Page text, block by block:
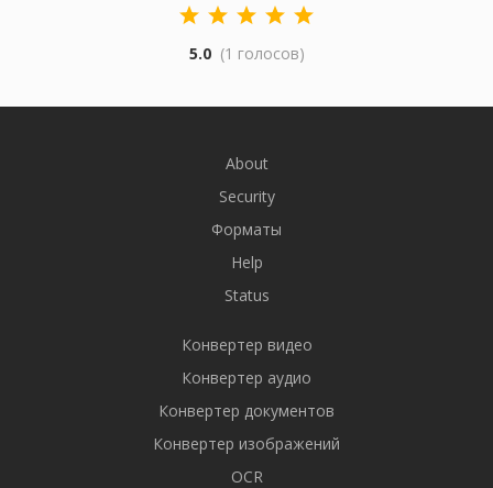
5.0 (1 голосов)
About
Security
Форматы
Help
Status
Конвертер видео
Конвертер аудио
Конвертер документов
Конвертер изображений
OCR